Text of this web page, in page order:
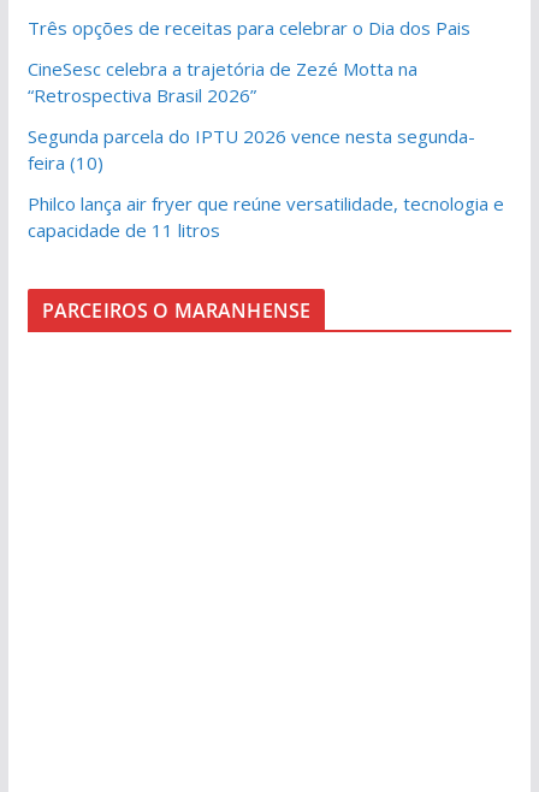
Três opções de receitas para celebrar o Dia dos Pais
CineSesc celebra a trajetória de Zezé Motta na
“Retrospectiva Brasil 2026”
Segunda parcela do IPTU 2026 vence nesta segunda-
feira (10)
Philco lança air fryer que reúne versatilidade, tecnologia e
capacidade de 11 litros
PARCEIROS O MARANHENSE